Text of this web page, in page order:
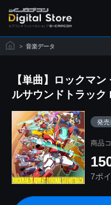
> 音楽データ
【単曲】ロックマ
ルサウンドトラッ
発売
商品
7ポ